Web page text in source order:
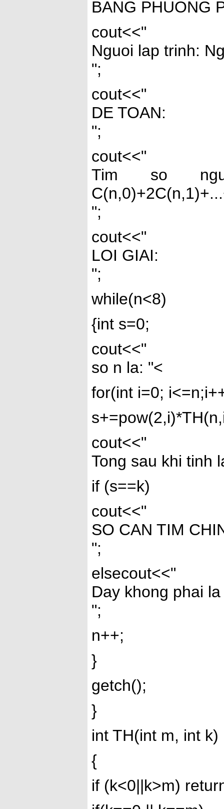
BANG PHUONG
cout<<"
Nguoi lap trinh:
";
cout<<"
DE TOAN:
";
cout<<"
Tim so
";
cout<<"
LOI GIAI:
";
while(n<8)
{int s=0;
cout<<"
so n la: "<
for(int i=0;
cout<<"
Tong sau khi tinh
if (s==k)
cout<<"
SO CAN TIM
";
elsecout<<"
Day khong phai
";
n++;
}
getch();
}
int TH(int m, int k)
{
if (k<0||k>m)